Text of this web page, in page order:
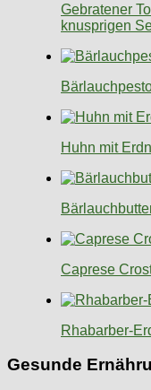
Gebratener
knusprigen
Huhn mit
Caprese
Rhabarber-
Gesunde